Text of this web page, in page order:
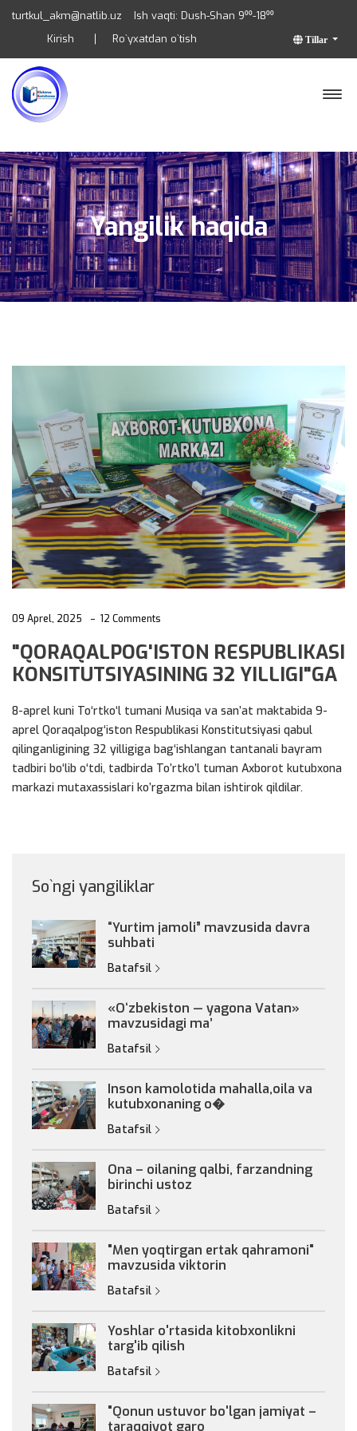
turtkul_akm@natlib.uz Ish vaqti: Dush-Shan 9⁰⁰-18⁰⁰
Tillar
Kirish Ro`yxatdan o`tish
Yangilik haqida
09 Aprel, 2025 12 Comments
"QORAQALPOG'ISTON RESPUBLIKASI
KONSITUTSIYASINING 32 YILLIGI"GA
8-aprel kuni To‘rtko‘l tumani Musiqa va san’at maktabida 9-
aprel Qoraqalpog‘iston Respublikasi Konstitutsiyasi qabul
qilinganligining 32 yilligiga bag‘ishlangan tantanali bayram
tadbiri bo‘lib o‘tdi, tadbirda To’rtko’l tuman Axborot kutubxona
markazi mutaxassislari ko’rgazma bilan ishtirok qildilar.
So`ngi yangiliklar
“Yurtim jamoli” mavzusida davra
suhbati
Batafsil
«Oʻzbekiston — yagona Vatan»
mavzusidagi maʼ
Batafsil
Inson kamolotida mahalla,oila va
kutubxonaning o�
Batafsil
Ona – oilaning qalbi, farzandning
birinchi ustoz
Batafsil
"Men yoqtirgan ertak qahramoni"
mavzusida viktorin
Batafsil
Yoshlar o'rtasida kitobxonlikni
targ'ib qilish
Batafsil
"Qonun ustuvor bo'lgan jamiyat –
taraqqiyot garo